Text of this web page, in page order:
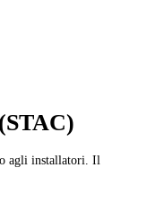
agli installatori. Il